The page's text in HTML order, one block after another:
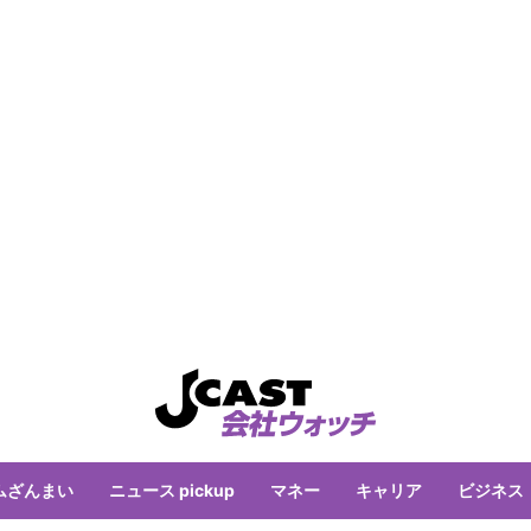
ざんまい ニュース pickup マネー キャリア ビジネス